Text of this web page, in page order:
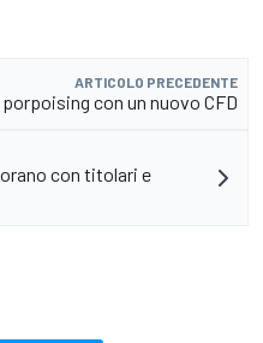
ARTICOLO PRECEDENTE
con un nuovo CFD
con titolari e